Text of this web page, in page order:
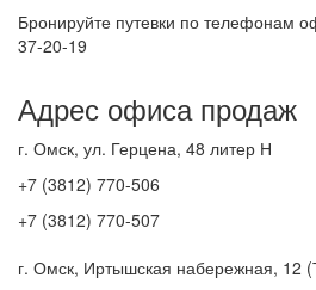
Бронируйте путевки по телефонам
37-20-19
Адрес офиса продаж
г. Омск, ул. Герцена, 48 литер Н
+7 (3812) 770-506
+7 (3812) 770-507
г. Омск, Иртышская набережная, 12